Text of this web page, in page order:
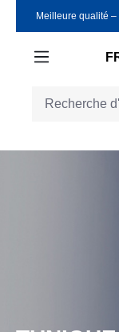
Passer au contenu
Meilleure qualité